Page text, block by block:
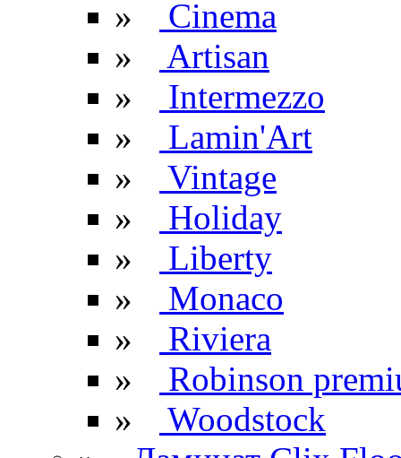
»
Cinema
»
Artisan
»
Intermezzo
»
Lamin'Art
»
Vintage
»
Holiday
»
Liberty
»
Monaco
»
Riviera
»
Robinson
»
Woodstock